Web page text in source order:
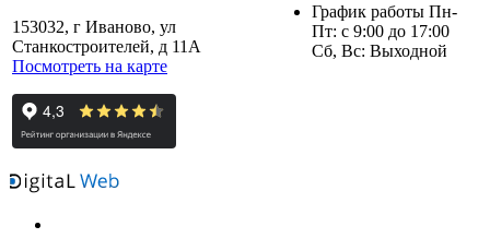
153032, г Иваново, ул
Станкостроителей, д 11А
Посмотреть на карте
График работы Пн-
Пт: с 9:00 до 17:00
Сб, Вс: Выходной